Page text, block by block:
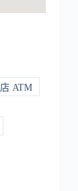
ATM